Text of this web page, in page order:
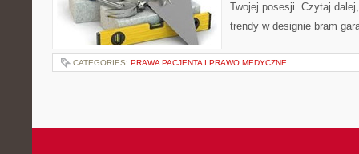
Twojej posesji. Czytaj
trendy w designie bram
CATEGORIES: PRAWA PACJENTA I PRAWO MEDYCZNE